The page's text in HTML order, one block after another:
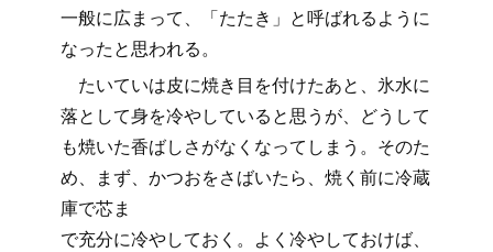
一般に広まって、「たたき」と呼ばれるように
なったと思われる。
たいていは皮に焼き目を付けたあと、氷水に
落として身を冷やしていると思うが、どうして
も焼いた香ばしさがなくなってしまう。そのた
め、まず、かつおをさばいたら、焼く前に冷蔵
庫で芯ま
で充分に冷やしておく。よく冷やしておけば、